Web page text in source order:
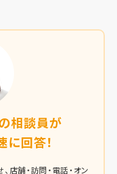
相談員が
回答！
店舗・訪問・電話・オン